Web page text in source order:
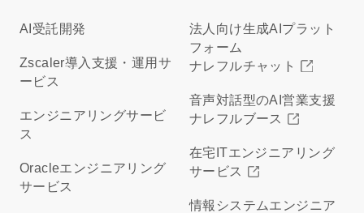
AI受託開発
Zscaler導入支援・運用サ
ービス
エンジニアリングサービ
ス
Oracleエンジニアリング
サービス
法人向け生成AIプラット
フォーム
ナレフルチャット
音声対話型のAI営業支援
ナレフルブース
在宅ITエンジニアリング
サービス
情報システムエンジニア